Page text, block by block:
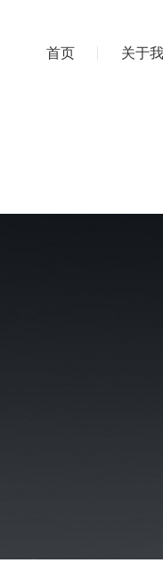
首页 关于